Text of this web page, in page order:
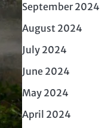
September 2024
August 2024
July 2024
June 2024
May 2024
April 2024